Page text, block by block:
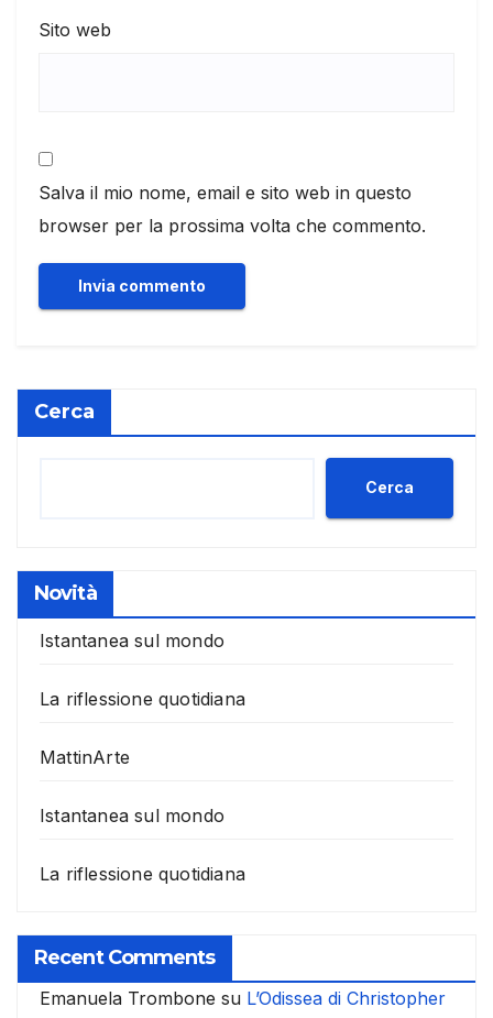
Sito web
Salva il mio nome, email e sito web in questo
browser per la prossima volta che commento.
Cerca
Cerca
Novità
Istantanea sul mondo
La riflessione quotidiana
MattinArte
Istantanea sul mondo
La riflessione quotidiana
Recent Comments
Emanuela Trombone su L’Odissea di Christopher